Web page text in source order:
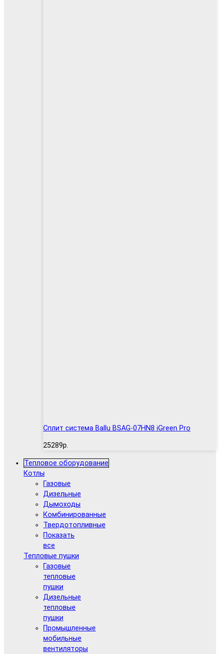
Сплит система Ballu BSAG-07HN8 iGreen Pro
25289р.
Тепловое оборудование
Котлы
Газовые
Дизельные
Дымоходы
Комбинированные
Твердотопливные
Показать
все
Тепловые пушки
Газовые
тепловые
пушки
Дизельные
тепловые
пушки
Промышленные
мобильные
вентиляторы